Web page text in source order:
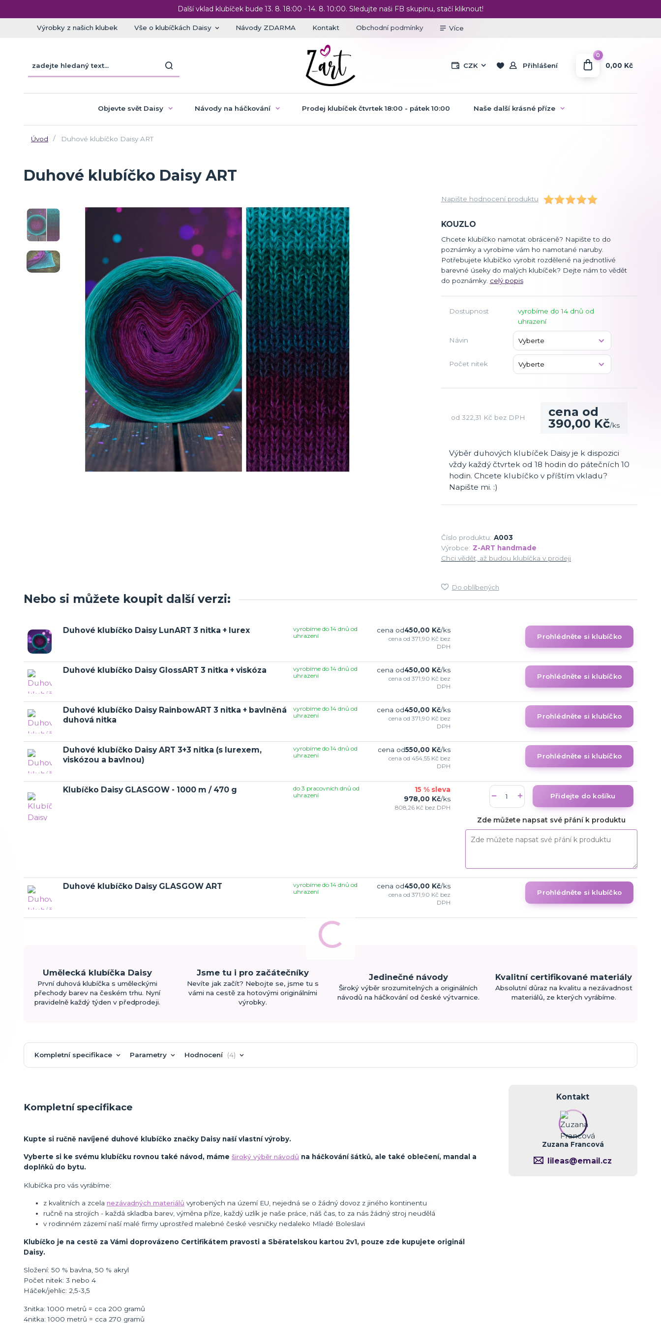
Další vklad klubíček bude 13. 8. 18:00 - 14. 8. 10:00. Sledujte naši FB skupinu, stačí kliknout!
Výrobky z našich klubek Vše o klubíčkách Daisy Návody ZDARMA Kontakt Obchodní podmínky Více
CZK Přihlášení
0
0,00 Kč
Objevte svět Daisy Návody na háčkování Prodej klubíček čtvrtek 18:00 - pátek 10:00 Naše další krásné příze
Úvod Duhové klubíčko Daisy ART
Duhové klubíčko Daisy ART
Napište hodnocení produktu
KOUZLO
Chcete klubíčko namotat obráceně? Napište to do
poznámky a vyrobíme vám ho namotané naruby.
Potřebujete klubíčko vyrobit rozdělené na jednotlivé
barevné úseky do malých klubíček? Dejte nám to vědět
do poznámky. celý popis
Dostupnost
vyrobíme do 14 dnů od
uhrazení
Návin
Počet nitek
cena od
390,00 Kč/ks
od 322,31 Kč bez DPH
Výběr duhových klubíček Daisy je k dispozici
vždy každý čtvrtek od 18 hodin do pátečních 10
hodin. Chcete klubíčko v příštím vkladu?
Napište mi. :)
Číslo produktu: A003
Výrobce: Z-ART handmade
Chci vědět, až budou klubíčka v prodeji
Do oblíbených
Nebo si můžete koupit další verzi:
Duhové klubíčko Daisy LunART 3 nitka + lurex cena od450,00 Kč/ks
cena od 371,90 Kč bez
DPH
vyrobíme do 14 dnů od
uhrazení
Prohlédněte si klubíčko
Duhové klubíčko Daisy GlossART 3 nitka + viskóza cena od450,00 Kč/ks
cena od 371,90 Kč bez
DPH
vyrobíme do 14 dnů od
uhrazení
Prohlédněte si klubíčko
Duhové klubíčko Daisy RainbowART 3 nitka + bavlněná
duhová nitka
cena od450,00 Kč/ks
cena od 371,90 Kč bez
DPH
vyrobíme do 14 dnů od
uhrazení
Prohlédněte si klubíčko
Duhové klubíčko Daisy ART 3+3 nitka (s lurexem,
viskózou a bavlnou)
cena od550,00 Kč/ks
cena od 454,55 Kč bez
DPH
vyrobíme do 14 dnů od
uhrazení
Prohlédněte si klubíčko
Klubíčko Daisy GLASGOW - 1000 m / 470 g
15 % sleva
978,00 Kč/ks
808,26 Kč bez DPH
do 3 pracovních dnů od
uhrazení
Přidejte do košíku
Zde můžete napsat své přání k produktu
Duhové klubíčko Daisy GLASGOW ART cena od450,00 Kč/ks
cena od 371,90 Kč bez
DPH
vyrobíme do 14 dnů od
uhrazení
Prohlédněte si klubíčko
Umělecká klubíčka Daisy
První duhová klubíčka s uměleckými
přechody barev na českém trhu. Nyní
pravidelně každý týden v předprodeji.
Jsme tu i pro začátečníky
Nevíte jak začít? Nebojte se, jsme tu s
vámi na cestě za hotovými originálními
výrobky.
Jedinečné návody
Široký výběr srozumitelných a originálních
návodů na háčkování od české výtvarnice.
Kvalitní certifikované materiály
Absolutní důraz na kvalitu a nezávadnost
materiálů, ze kterých vyrábíme.
Kompletní specifikace Parametry Hodnocení 4
Kompletní specifikace
Kupte si ručně navíjené duhové klubíčko značky Daisy naší vlastní výroby.
Vyberte si ke svému klubíčku rovnou také návod, máme široký výběr návodů na háčkování šátků, ale také oblečení, mandal a
doplňků do bytu.
Klubíčka pro vás vyrábíme:
z kvalitních a zcela nezávadných materiálů vyrobených na území EU, nejedná se o žádný dovoz z jiného kontinentu
ručně na strojích - každá skladba barev, výměna příze, každý uzlík je naše práce, náš čas, to za nás žádný stroj neudělá
v rodinném zázemí naší malé firmy uprostřed malebné české vesničky nedaleko Mladé Boleslavi
Klubíčko je na cestě za Vámi doprovázeno Certifikátem pravosti a Sběratelskou kartou 2v1, pouze zde kupujete originál
Daisy.
Složení: 50 % bavlna, 50 % akryl
Počet nitek: 3 nebo 4
Háček/jehlic: 2,5-3,5
3nitka: 1000 metrů = cca 200 gramů
4nitka: 1000 metrů = cca 270 gramů
Kontakt
Zuzana Francová
lileas@email.cz